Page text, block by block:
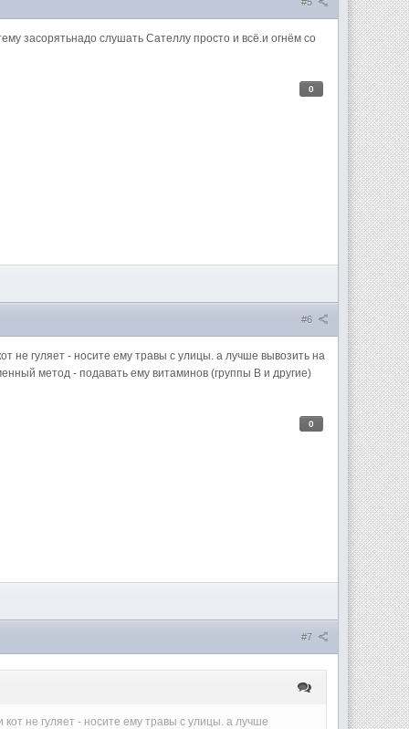
засорятьнадо слушать Сателлу просто и всё.и огнём со
0
#6
не гуляет - носите ему травы с улицы. а лучше вывозить на
метод - подавать ему витаминов (группы В и другие)
0
#7
не гуляет - носите ему травы с улицы. а лучше